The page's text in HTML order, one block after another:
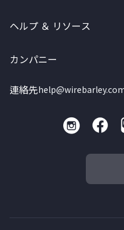
ヘルプ ＆ リソース
カンパニー
連絡先